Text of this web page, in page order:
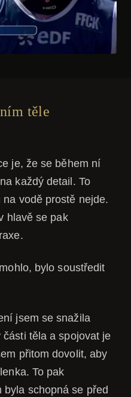
těle
je, že se během ní
každý detail. To
vodě prostě nejde.
hlavě se pak
bylo soustředit
jsem se snažila
těla a spojovat je
přitom dovolit, aby
To pak
byla schopná se před